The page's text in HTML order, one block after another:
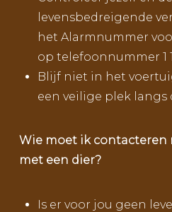
levensbedreigende
het Alarmnummer
op telefoonnummer 1
Blijf niet in het
een veilige plek langs
Wie moet ik contacteren
met een dier?
Is er voor jou geen